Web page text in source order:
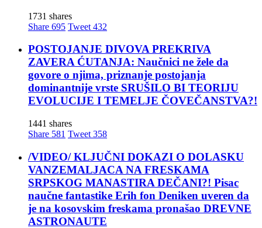
1731 shares
Share 695 Tweet 432
POSTOJANJE DIVOVA PREKRIVA
ZAVERA ĆUTANJA: Naučnici ne žele da
govore o njima, priznanje postojanja
dominantnije vrste SRUŠILO BI TEORIJU
EVOLUCIJE I TEMELJE ČOVEČANSTVA?!
1441 shares
Share 581 Tweet 358
/VIDEO/ KLJUČNI DOKAZI O DOLASKU
VANZEMALJACA NA FRESKAMA
SRPSKOG MANASTIRA DEČANI?! Pisac
naučne fantastike Erih fon Deniken uveren da
je na kosovskim freskama pronašao DREVNE
ASTRONAUTE